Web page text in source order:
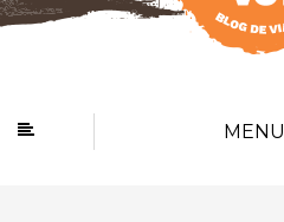
MENU